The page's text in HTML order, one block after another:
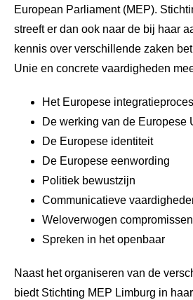
European Parliament (MEP).
streeft er dan ook naar de bij haar
kennis over verschillende zaken
Unie en concrete vaardigheden
Het Europese integratieproces
De werking van de Europese
De Europese identiteit
De Europese eenwording
Politiek bewustzijn
Communicatieve
Weloverwogen
Spreken in het openbaar
Naast het organiseren van de
biedt Stichting MEP Limburg in